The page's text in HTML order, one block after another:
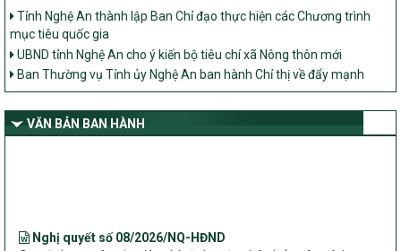
Tỉnh Nghệ An thành lập Ban Chỉ đạo thực hiện các Chương trình
mục tiêu quốc gia
UBND tỉnh Nghệ An cho ý kiến bộ tiêu chí xã Nông thôn mới
Ban Thường vụ Tỉnh ủy Nghệ An ban hành Chỉ thị về đẩy mạnh
thực hiện Chương trình mục tiêu quốc gia xây dựng nông thôn mới,
dân tộc thiểu số và miền núi giai đoạn 2026 – 2030 trên địa bàn tỉnh
Nghệ An
VĂN BẢN BAN HÀNH
Quy định nguyên tắc, tiêu chí, định mức phân bổ ngân sách trung